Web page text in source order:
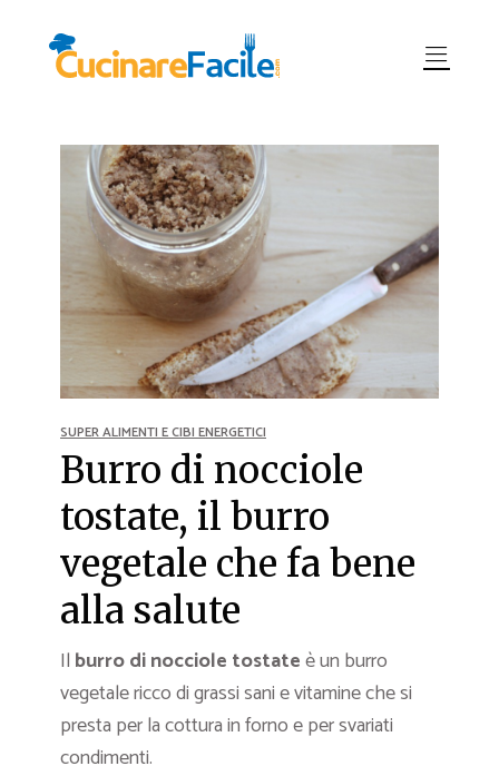
SUPER ALIMENTI E CIBI ENERGETICI
Burro di nocciole
tostate, il burro
vegetale che fa bene
alla salute
Il burro di nocciole tostateè un burro
vegetale ricco di grassi sani e vitamine che si
presta per la cottura in forno e per svariati
condimenti.